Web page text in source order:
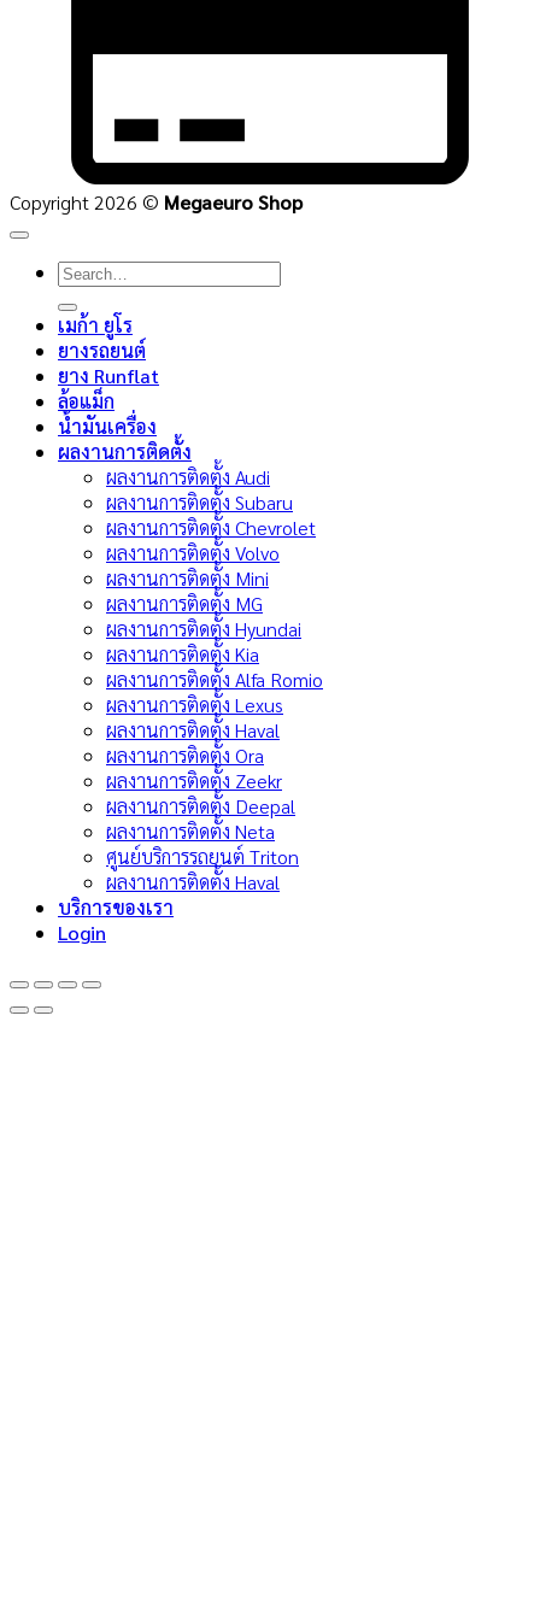
Copyright 2026 © Megaeuro Shop
Search
เมก้า ยูโร
ยางรถยนต์
ยาง Runflat
ล้อแม็ก
น้ำมันเครื่อง
ผลงานการติดตั้ง
ผลงานการติดตั้ง Audi
ผลงานการติดตั้ง Subaru
ผลงานการติดตั้ง Chevrolet
ผลงานการติดตั้ง Volvo
ผลงานการติดตั้ง Mini
ผลงานการติดตั้ง MG
ผลงานการติดตั้ง Hyundai
ผลงานการติดตั้ง Kia
ผลงานการติดตั้ง Alfa Romio
ผลงานการติดตั้ง Lexus
ผลงานการติดตั้ง Haval
ผลงานการติดตั้ง Ora
ผลงานการติดตั้ง Zeekr
ผลงานการติดตั้ง Deepal
ผลงานการติดตั้ง Neta
ศูนย์บริการรถยนต์ Triton
ผลงานการติดตั้ง Haval
บริการของเรา
Login